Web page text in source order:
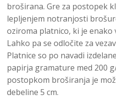
broširana. Gre za postopek
lepljenjem notranjosti
oziroma platnico, ki je
Lahko pa se odločite za
Platnice so po navadi
papirja gramature med 200
postopkom broširanja je
debeline 5 cm.